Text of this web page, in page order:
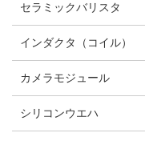
セラミックバリスタ
インダクタ（コイル）
カメラモジュール
シリコンウエハ